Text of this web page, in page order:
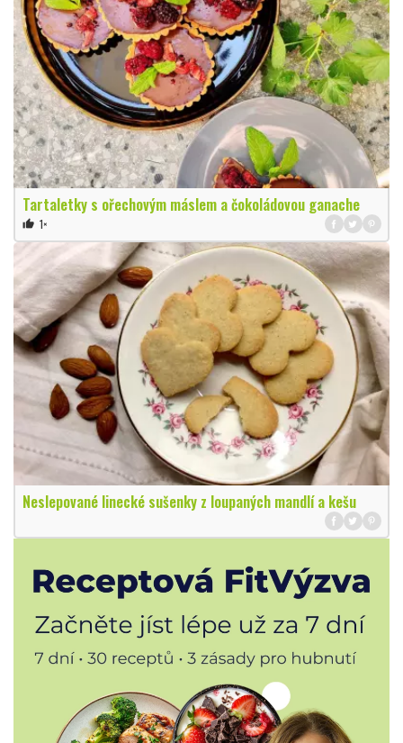
Tartaletky s ořechovým máslem a čokoládovou ganache
thumb_up 1×
Neslepované linecké sušenky z loupaných mandlí a kešu